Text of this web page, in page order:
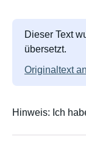
Dieser Text
übersetzt.
Originaltext
Hinweis: Ich